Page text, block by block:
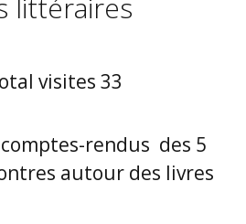
littéraires
visites 33
rendus des 5
autour des livres